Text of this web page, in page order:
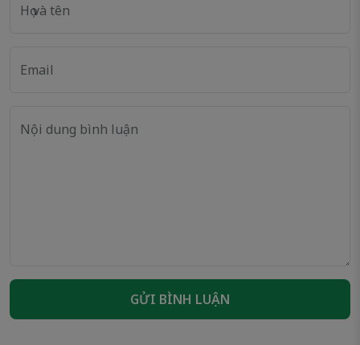
Họ và tên
Email
Nội dung bình luận
GỬI BÌNH LUẬN